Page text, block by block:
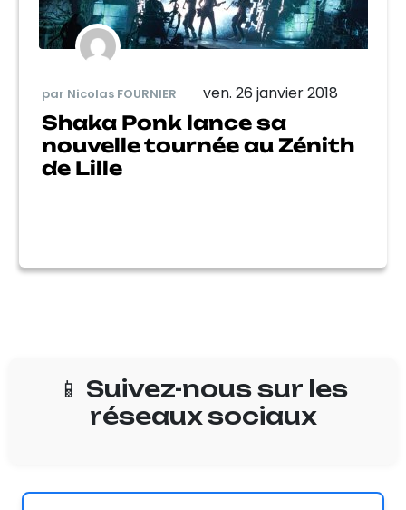
par Nicolas FOURNIER ven. 26 janvier 2018
Shaka Ponk lance sa
nouvelle tournée au Zénith
de Lille
📱 Suivez-nous sur les
réseaux sociaux